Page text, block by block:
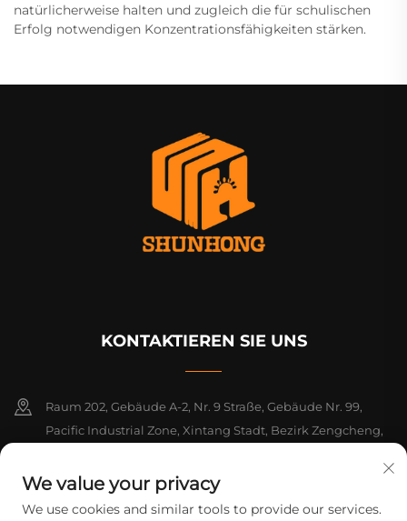
natürlicherweise halten und zugleich die für schulischen
Erfolg notwendigen Konzentrationsfähigkeiten stärken.
KONTAKTIEREN SIE UNS
Raum 202, Gebäude A-2, Nr. 9 Straße, Gebäude Nr. 99,
Pacific Industrial Zone, Xintang Stadt, Bezirk Zengcheng,
+86-18925142858
We value your privacy
We use cookies and similar tools to provide our services.